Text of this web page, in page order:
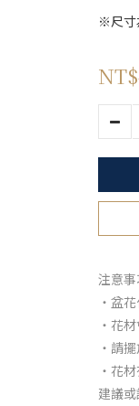
※尺寸
注意
・盆
・花
・請
・花
建議